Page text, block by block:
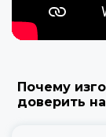
Почему
доверить